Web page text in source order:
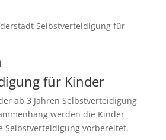
für Kinder
ab 3 Jahren Selbstverteidigung
werden die Kinder
Selbstverteidigung vorbereitet.